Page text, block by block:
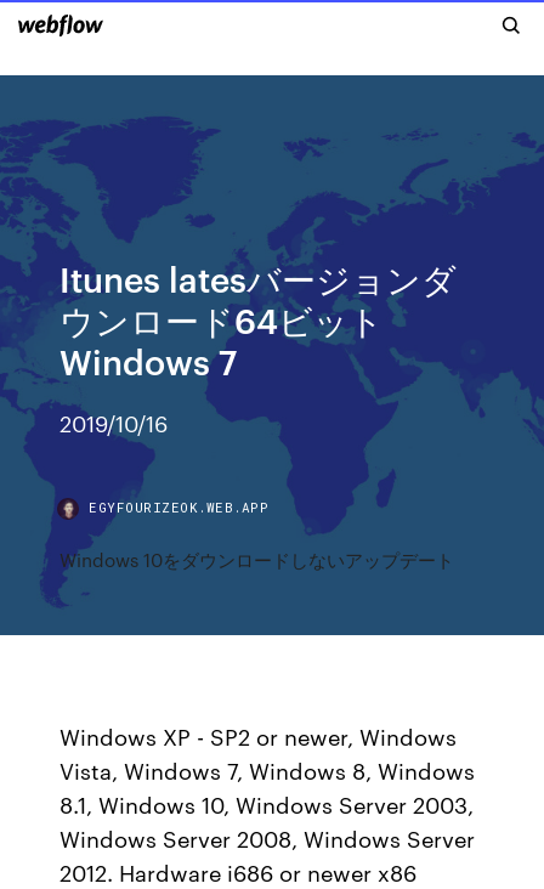
Itunes latesバージョンダ
ウンロード64ビット
Windows 7
2019/10/16
EGYFOURIZEOK.WEB.APP
Windows 10をダウンロードしないアップデート
Windows XP - SP2 or newer, Windows
Vista, Windows 7, Windows 8, Windows
8.1, Windows 10, Windows Server 2003,
Windows Server 2008, Windows Server
2012. Hardware i686 or newer x86